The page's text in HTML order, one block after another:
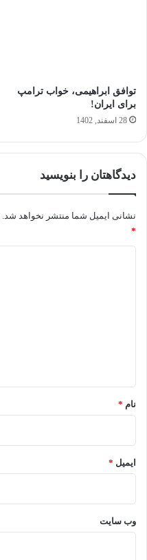
توافق ابراهیمی، خواب ترامپ
برای ایران!
28 اسفند, 1402
دیدگاهتان را بنویسید
نشانی ایمیل شما منتشر نخواهد شد.
*
نام *
ایمیل *
وب‌ سایت